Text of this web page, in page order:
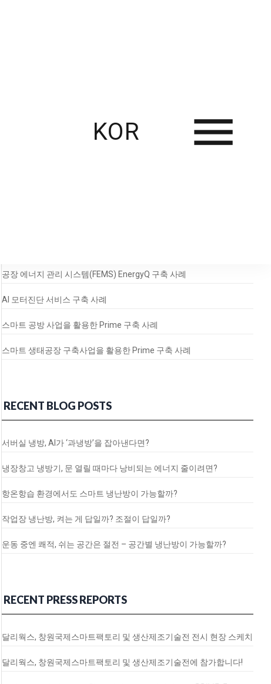
공장 에너지 관리 시스템(FEMS) EnergyQ 구축 사례
AI 모터진단 서비스 구축 사례
스마트 공방 사업을 활용한 Prime 구축 사례
스마트 생태공장 구축사업을 활용한 Prime 구축 사례
RECENT BLOG POSTS
서버실 냉방, AI가 ‘과냉방’을 잡아낸다면?
냉장창고 냉방기, 문 열릴 때마다 낭비되는 에너지 줄이려면?
항온항습 환경에서도 스마트 냉난방이 가능할까?
작업장 냉난방, 켜는 게 답일까? 조절이 답일까?
운동 중엔 쾌적, 쉬는 공간은 절전 – 공간별 냉난방이 가능할까?
RECENT PRESS REPORTS
달리웍스, 창원국제스마트팩토리 및 생산제조기술전 전시 현장 스케치
달리웍스, 창원국제스마트팩토리 및 생산제조기술전에 참가합니다!
KOR